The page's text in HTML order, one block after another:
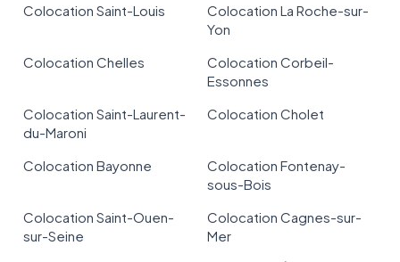
Colocation Saint-Louis
Colocation La Roche-sur-
Yon
Colocation Chelles
Colocation Corbeil-
Essonnes
Colocation Saint-Laurent-
du-Maroni
Colocation Cholet
Colocation Bayonne
Colocation Fontenay-
sous-Bois
Colocation Saint-Ouen-
sur-Seine
Colocation Cagnes-sur-
Mer